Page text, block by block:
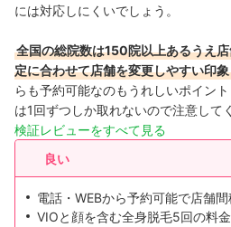
には対応しにくいでしょう。
全国の総院数は150院以上あるうえ
定に合わせて店舗を変更しやすい印象
らも予約可能なのもうれしいポイン
は1回ずつしか取れないので注意して
検証レビューをすべて見る
良い
電話・WEBから予約可能で店舗
VIOと顔を含む全身脱毛5回の料